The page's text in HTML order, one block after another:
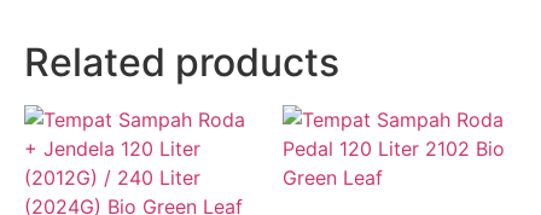
Related products